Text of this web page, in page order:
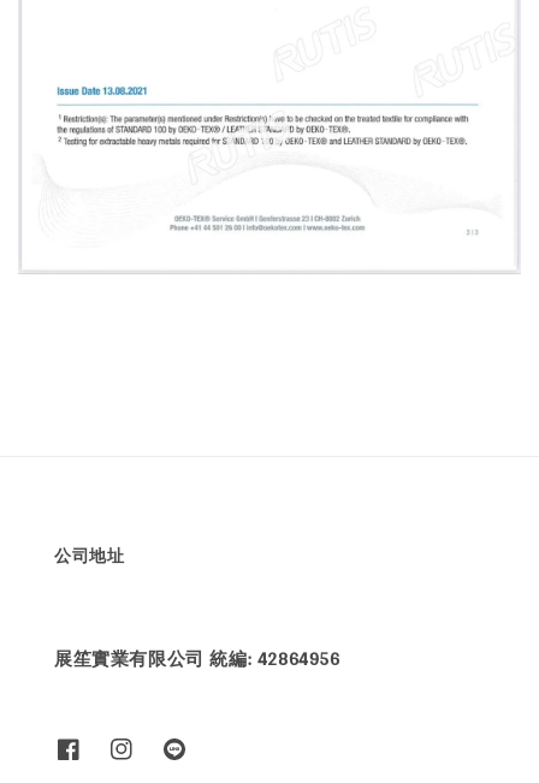
公司地址
展笙實業有限公司 統編: 42864956